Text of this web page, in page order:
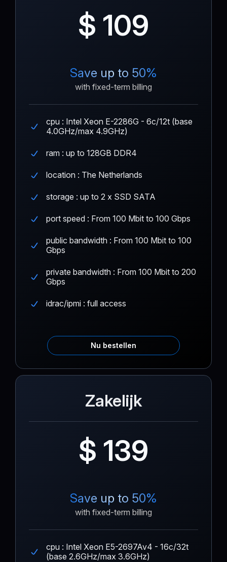
$ 109
Save up to 50%
with fixed-term billing
cpu : Intel Xeon E-2286G - 6c/12t (base
4.0GHz/max 4.9GHz)
ram : up to 128GB DDR4
location : The Netherlands
storage : up to 2 x SSD SATA
port speed : From 100 Mbit to 100 Gbps
public bandwidth : From 100 Mbit to 100
Gbps
private bandwidth : From 100 Mbit to 200
Gbps
idrac/ipmi : full access
Nu bestellen
Zakelijk
$ 139
Save up to 50%
with fixed-term billing
cpu : Intel Xeon E5-2697Av4 - 16c/32t
(base 2.6GHz/max 3.6GHz)